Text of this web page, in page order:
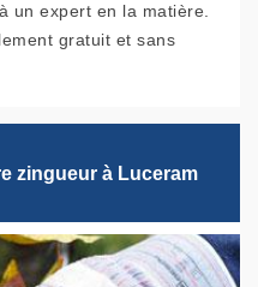
un expert en la matière.
gratuit et sans
zingueur à Luceram